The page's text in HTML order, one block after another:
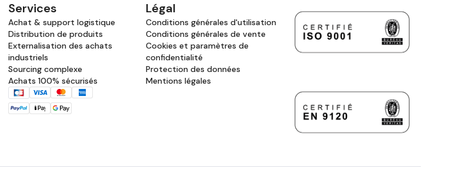
Services
Achat & support logistique
Distribution de produits
Externalisation des achats
industriels
Sourcing complexe
Achats 100% sécurisés
Légal
Conditions générales d'utilisation
Conditions générales de vente
Cookies et paramètres de
confidentialité
Protection des données
Mentions légales